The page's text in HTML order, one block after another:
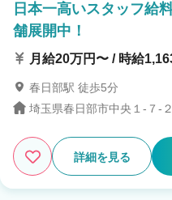
日本一高いスタッフ給
舗展開中！
月給20万円〜 / 時給
春日部駅 徒歩5分
埼玉県春日部市中央１-７-
詳細を見る